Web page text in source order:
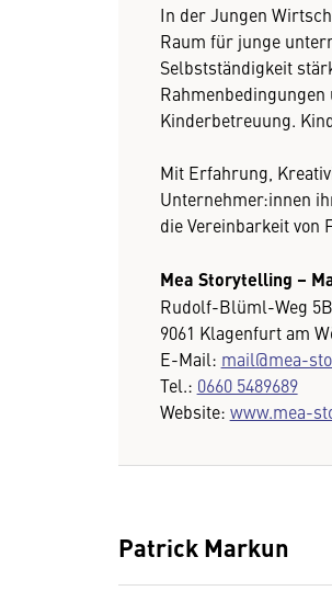
In der Jungen
Raum für junge
Selbstständigkeit
Kinderbetreuung.
Mit Erfahrung,
Unternehmer:innen
die Vereinbarkeit
Mea Storytelling –
Rudolf-Blüml-Weg 5B
9061 Klagenfurt am
E-Mail: mail@mea-
Tel.: 0660 5489689
Website: www.mea-
Patrick Markun